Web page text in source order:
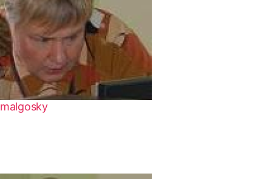
malgosky